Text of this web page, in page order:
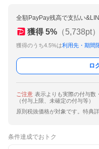
全額PayPay残高で支払い
獲得 5% （5,738pt）
獲得のうち4.5%は利用先・期間
ロ
ご注意 表示よりも実際の付与数
（付与上限、未確定の付与等）
原則税抜価格が対象です。特典
条件達成でおトク